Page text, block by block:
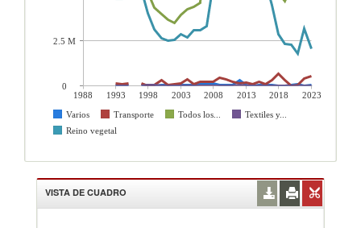
1988 1993 1998 2003 2008 2013 2018
2023
Varios
Transporte Todos los...
Textiles y...
Reino vegetal
2.5 M
0
VISTA DE CUADRO